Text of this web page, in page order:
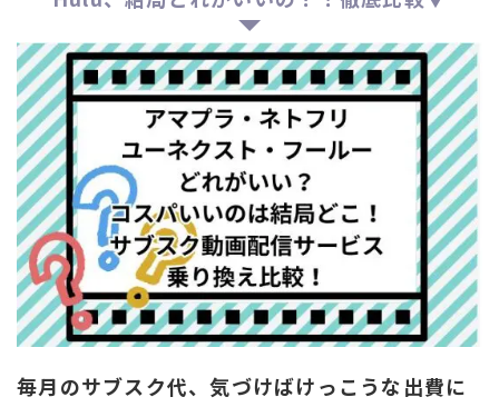
毎月のサブスク代、気づけばけっこうな出費に